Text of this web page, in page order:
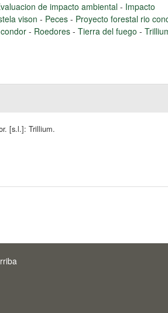
de impacto ambiental - Impacto
vison - Peces - Proyecto forestal rio
- Roedores - Tierra del fuego -
[s.l.]: Trillium.